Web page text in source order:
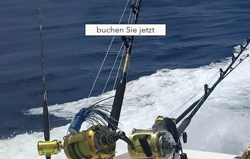
buchen Sie jetzt